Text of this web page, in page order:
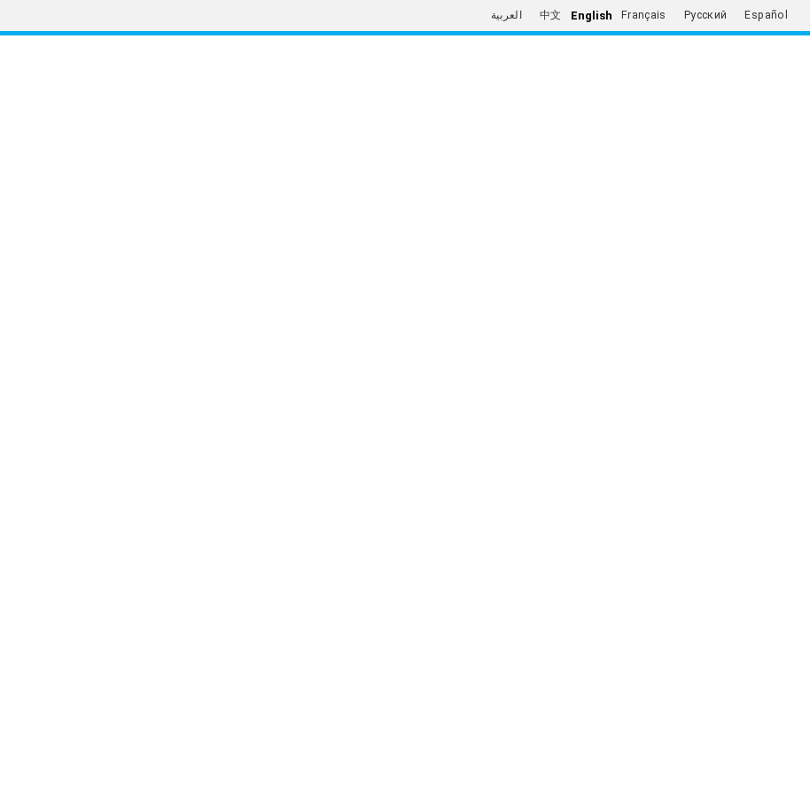
العربية 中文 English Français Русский Español